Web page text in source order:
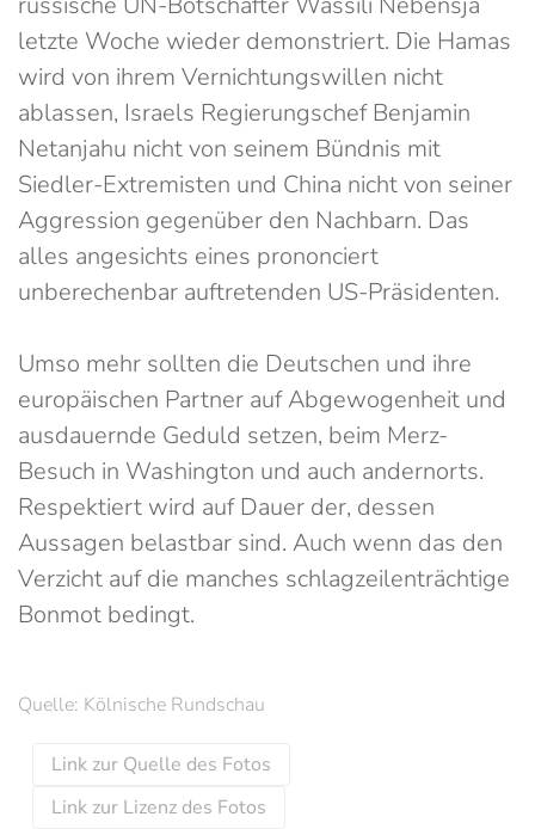
letzte Woche wieder demonstriert. Die Hamas
wird von ihrem Vernichtungswillen nicht
ablassen, Israels Regierungschef Benjamin
Netanjahu nicht von seinem Bündnis mit
Siedler-Extremisten und China nicht von seiner
Aggression gegenüber den Nachbarn. Das
alles angesichts eines prononciert
unberechenbar auftretenden US-Präsidenten.
Umso mehr sollten die Deutschen und ihre
europäischen Partner auf Abgewogenheit und
ausdauernde Geduld setzen, beim Merz-
Besuch in Washington und auch andernorts.
Respektiert wird auf Dauer der, dessen
Aussagen belastbar sind. Auch wenn das den
Verzicht auf die manches schlagzeilenträchtige
Bonmot bedingt.
Quelle: Kölnische Rundschau
Link zur Quelle des Fotos
Link zur Lizenz des Fotos